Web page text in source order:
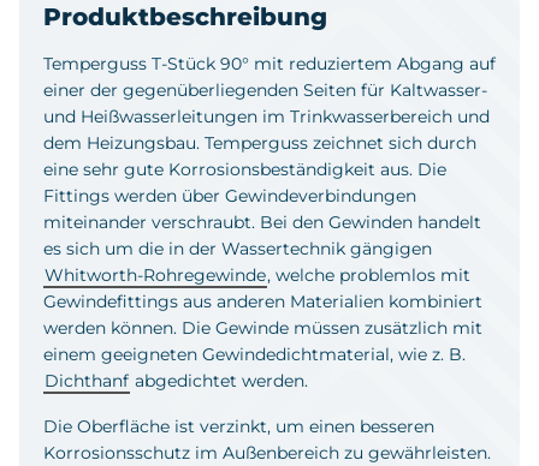
Produktbeschreibung
Temperguss T-Stück 90° mit reduziertem Abgang auf
einer der gegenüberliegenden Seiten für Kaltwasser-
und Heißwasserleitungen im Trinkwasserbereich und
dem Heizungsbau. Temperguss zeichnet sich durch
eine sehr gute Korrosionsbeständigkeit aus. Die
Fittings werden über Gewindeverbindungen
miteinander verschraubt. Bei den Gewinden handelt
es sich um die in der Wassertechnik gängigen
Whitworth-Rohregewinde, welche problemlos mit
Gewindefittings aus anderen Materialien kombiniert
werden können. Die Gewinde müssen zusätzlich mit
einem geeigneten Gewindedichtmaterial, wie z. B.
Dichthanf abgedichtet werden.
Die Oberfläche ist verzinkt, um einen besseren
Korrosionsschutz im Außenbereich zu gewährleisten.